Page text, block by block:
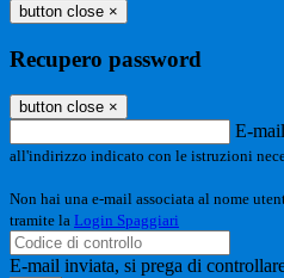
button close ×
Recupero password
button close ×
E-mail
all'indirizzo indicato con le istruzioni
Non hai una e-mail associata al nome
tramite la Login Spaggiari
E-mail inviata, si prega di